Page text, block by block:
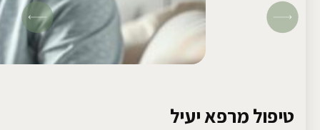
טיפול מרפא יעיל